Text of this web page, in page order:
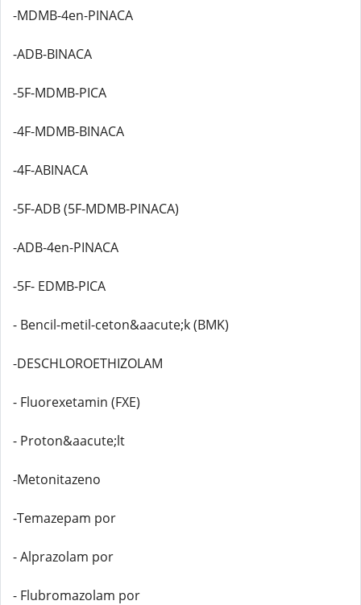
-MDMB-4en-PINACA
-ADB-BINACA
-5F-MDMB-PICA
-4F-MDMB-BINACA
-4F-ABINACA
-5F-ADB (5F-MDMB-PINACA)
-ADB-4en-PINACA
-5F- EDMB-PICA
- Bencil-metil-ceton&aacute;k (BMK)
-DESCHLOROETHIZOLAM
- Fluorexetamin (FXE)
- Proton&aacute;lt
-Metonitazeno
-Temazepam por
- Alprazolam por
- Flubromazolam por